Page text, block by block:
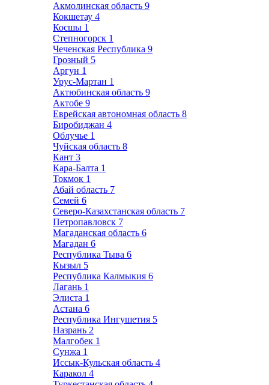
Акмолинская область 9
Кокшетау 4
Косшы 1
Степногорск 1
Чеченская Республика 9
Грозный 5
Аргун 1
Урус-Мартан 1
Актюбинская область 9
Актобе 9
Еврейская автономная область 8
Биробиджан 4
Облучье 1
Чуйская область 8
Кант 3
Кара-Балта 1
Токмок 1
Абай область 7
Семей 6
Северо-Казахстанская область 7
Петропавловск 7
Магаданская область 6
Магадан 6
Республика Тыва 6
Кызыл 5
Республика Калмыкия 6
Лагань 1
Элиста 1
Астана 6
Республика Ингушетия 5
Назрань 2
Малгобек 1
Сунжа 1
Иссык-Кульская область 4
Каракол 4